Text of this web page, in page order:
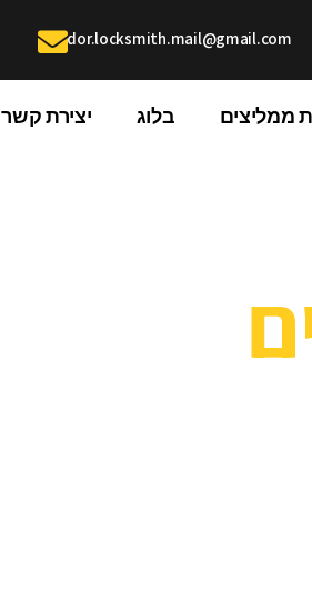
dor.locksmith.mail@gmail.com
ממליצים בלוג יצירת קשר